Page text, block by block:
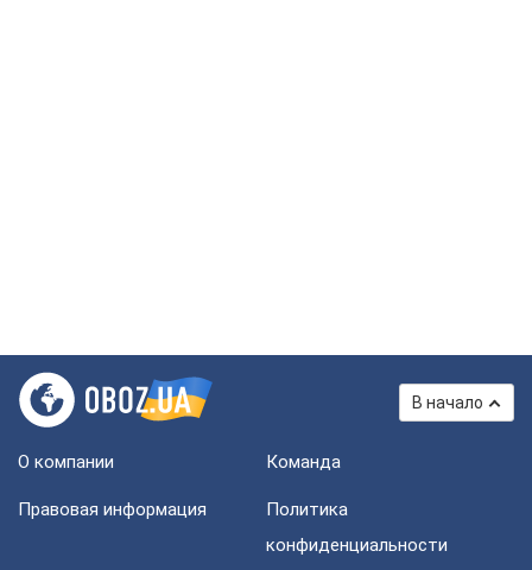
В начало
О компании Команда
Правовая информация
Политика
конфиденциальности